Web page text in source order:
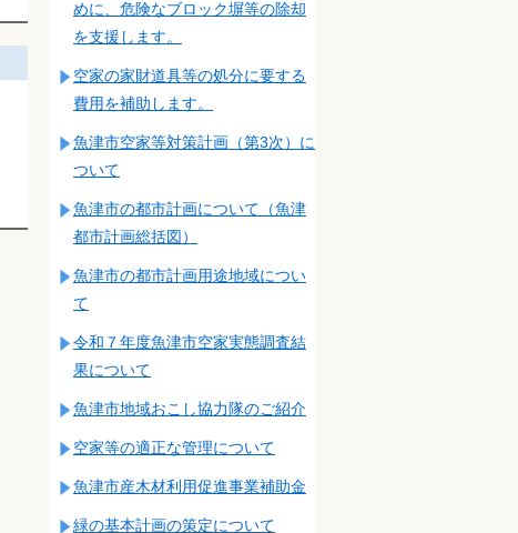
めに、危険なブロック塀等の除却
を支援します。
空家の家財道具等の処分に要する
費用を補助します。
魚津市空家等対策計画（第3次）に
ついて
魚津市の都市計画について（魚津
都市計画総括図）
魚津市の都市計画用途地域につい
て
令和７年度魚津市空家実態調査結
果について
魚津市地域おこし協力隊のご紹介
空家等の適正な管理について
魚津市産木材利用促進事業補助金
緑の基本計画の策定について